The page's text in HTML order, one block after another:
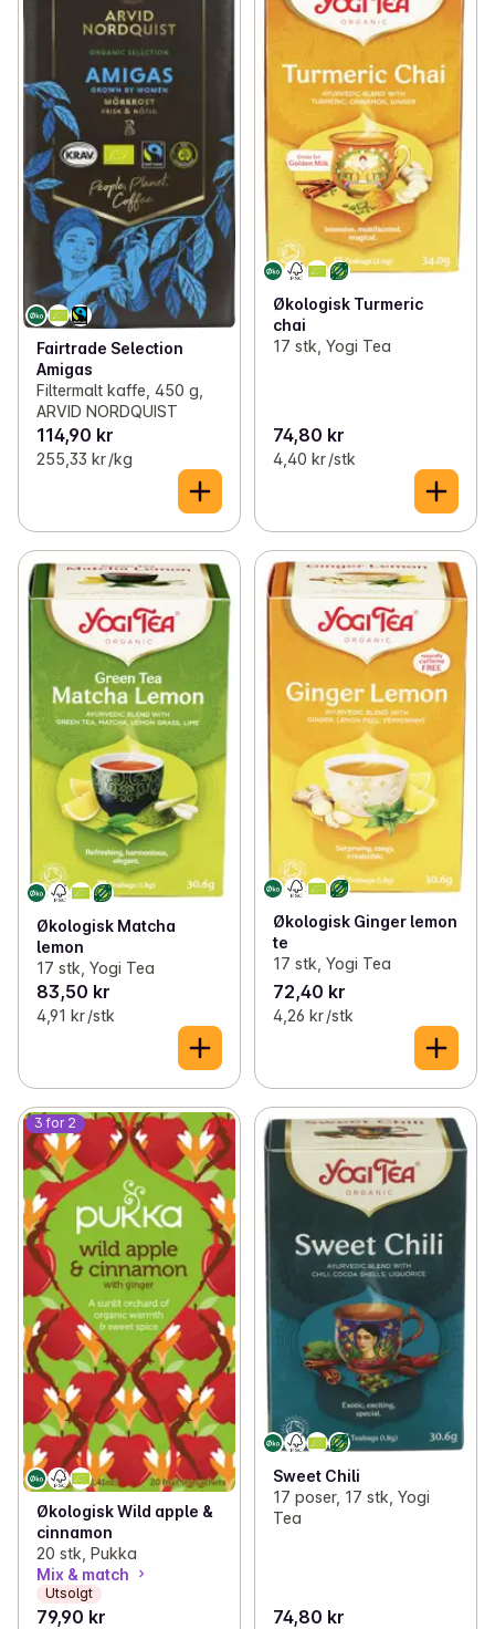
Fairtrade Selection
Amigas
Filtermalt kaffe, 450 g,
ARVID NORDQUIST
114,90 kr
255,33 kr /kg
Økologisk Turmeric
chai
17 stk, Yogi Tea
74,80 kr
4,40 kr /stk
Økologisk Matcha
lemon
17 stk, Yogi Tea
83,50 kr
4,91 kr /stk
Økologisk Ginger lemon
te
17 stk, Yogi Tea
72,40 kr
4,26 kr /stk
3 for 2
Økologisk Wild apple &
cinnamon
20 stk, Pukka
Mix & match
Utsolgt
79,90 kr
Sweet Chili
17 poser, 17 stk, Yogi
Tea
74,80 kr